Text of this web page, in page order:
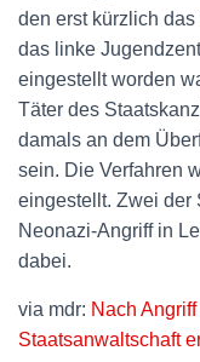
den erst kürzlich
das linke
eingestellt worden
Täter des
damals an dem
sein. Die Verfahren
eingestellt. Zwei der
Neonazi-Angriff in
dabei.
via mdr: Nach
Staatsanwaltschaft